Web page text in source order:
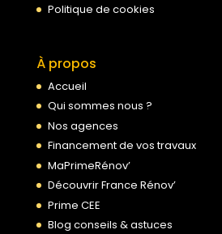
Politique de cookies
À propos
Accueil
Qui sommes nous ?
Nos agences
Financement de vos travaux
MaPrimeRénov’
Découvrir France Rénov’
Prime CEE
Blog conseils & astuces